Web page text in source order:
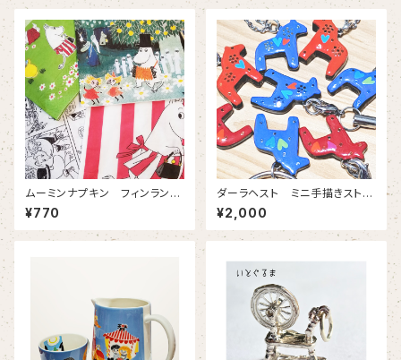
ムーミンナプキン フィンランド
デザイン こんなムーミンナプ
キン見たことありますか？その１
【フィンランドデザイン】３日間か
¥770
ダーラヘスト ミニ手描きストラ
ップ 紐白 【青 赤の２色
エナメルコーティング スウェー
デン製】
¥2,000